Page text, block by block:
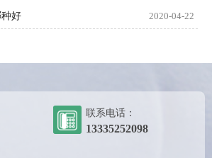
好 2020-04-22
联系电话：
13335252098